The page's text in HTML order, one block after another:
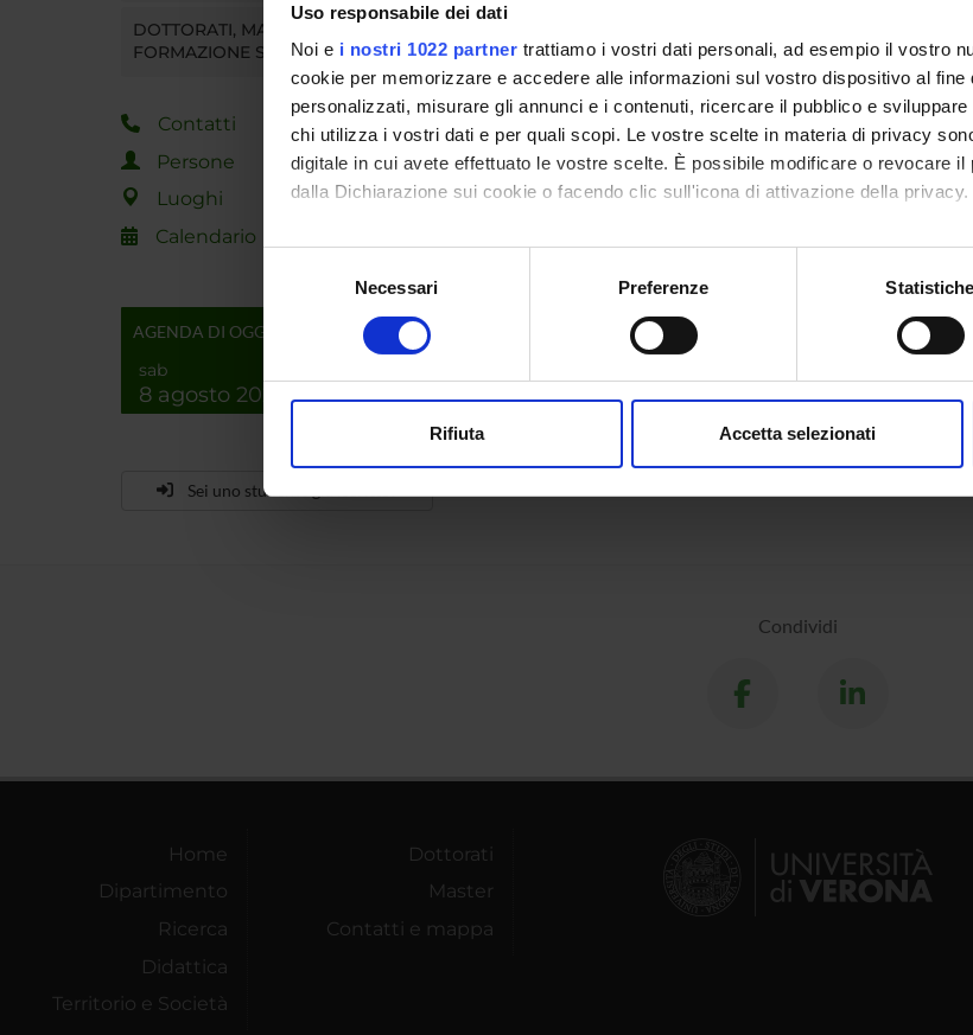
Uso responsabile dei dati
Noi e i nostri 1022 partner trattiamo i vostri dati personali, ad esempio il vostro
cookie per memorizzare e accedere alle informazioni sul vostro dispositivo al fine
personalizzati, misurare gli annunci e i contenuti, ricercare il pubblico e
chi utilizza i vostri dati e per quali scopi. Le vostre scelte in materia di privacy
digitale in cui avete effettuato le vostre scelte. È possibile modificare o revocare
dalla Dichiarazione sui cookie o facendo clic sull'icona di attivazione della privacy.
Con il tuo consenso, vorremmo anche:
raccogliere informazioni sulla tua posizione geografica, con
digitali).
modificare o ritirare il tuo consenso in qualsiasi momento dalla Dichiarazione sui
Necessari Preferenze Statistiche
Rifiuta Accetta selezionati
DOTTORATI, MASTER E
FORMAZIONE SUPERIORE
Contatti
Persone
Luoghi
Calendario
AGENDA DI OGGI
sab
8 agosto 2026
Sei uno studente già iscritto?
Condividi
Home
Dipartimento
Ricerca
Didattica
Territorio e Società
Dottorati
Master
Contatti e mappa